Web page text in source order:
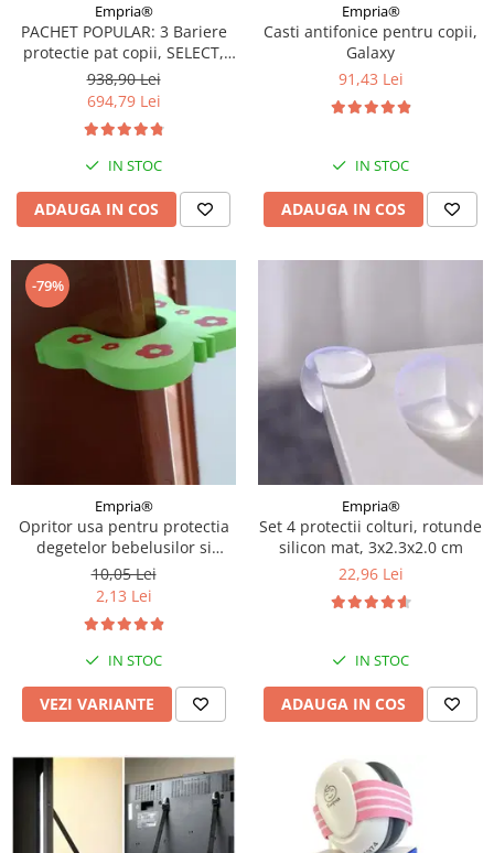
Empria®
PACHET POPULAR: 3 Bariere
protectie pat copii, SELECT,
200x200 cm
938,90 Lei
694,79 Lei
IN STOC
ADAUGA IN COS
Empria®
Casti antifonice pentru copii,
Galaxy
91,43 Lei
IN STOC
ADAUGA IN COS
-79%
Empria®
Opritor usa pentru protectia
degetelor bebelusilor si
copiilor, previne inchiderea
usilor, Empria, Diverse
modele
10,05 Lei
2,13 Lei
IN STOC
VEZI VARIANTE
Empria®
Set 4 protectii colturi, rotunde
silicon mat, 3x2.3x2.0 cm
22,96 Lei
IN STOC
ADAUGA IN COS